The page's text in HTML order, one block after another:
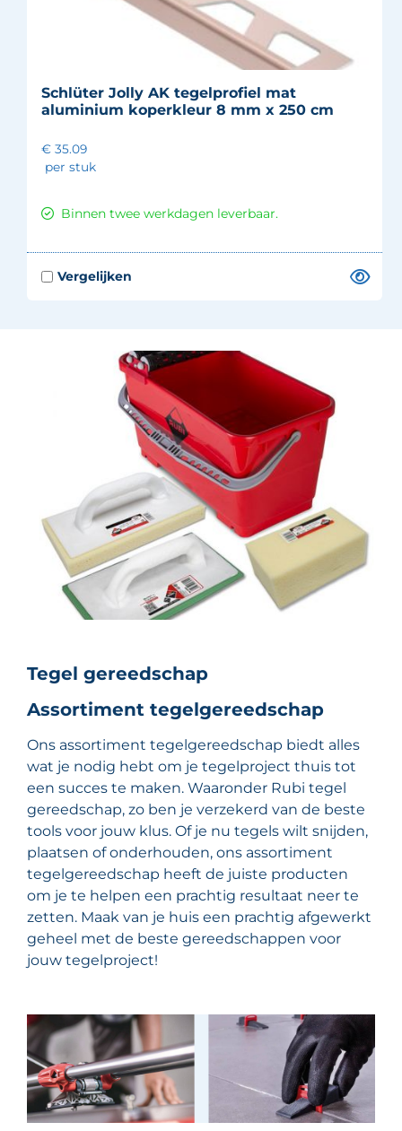
Schlüter Jolly AK tegelprofiel mat
aluminium koperkleur 8 mm x 250 cm
€ 35.09
per stuk
Binnen twee werkdagen leverbaar.
Tegel gereedschap
Assortiment tegelgereedschap
Ons assortiment tegelgereedschap biedt alles
wat je nodig hebt om je tegelproject thuis tot
een succes te maken. Waaronder Rubi tegel
gereedschap, zo ben je verzekerd van de beste
tools voor jouw klus. Of je nu tegels wilt snijden,
plaatsen of onderhouden, ons assortiment
tegelgereedschap heeft de juiste producten
om je te helpen een prachtig resultaat neer te
zetten. Maak van je huis een prachtig afgewerkt
geheel met de beste gereedschappen voor
jouw tegelproject!